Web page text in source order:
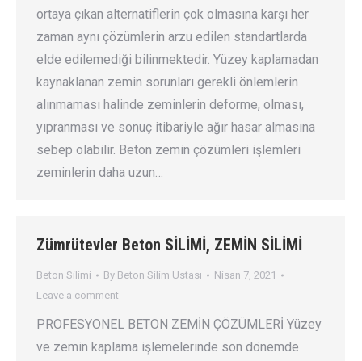
ortaya çıkan alternatiflerin çok olmasına karşı her
zaman aynı çözümlerin arzu edilen standartlarda
elde edilemediği bilinmektedir. Yüzey kaplamadan
kaynaklanan zemin sorunları gerekli önlemlerin
alınmaması halinde zeminlerin deforme, olması,
yıpranması ve sonuç itibariyle ağır hasar almasına
sebep olabilir. Beton zemin çözümleri işlemleri
zeminlerin daha uzun…
Zümrütevler Beton SİLİMİ, ZEMİN SİLİMİ
Beton Silimi By Beton Silim Ustası
Nisan 7, 2021
Leave a comment
PROFESYONEL BETON ZEMİN ÇÖZÜMLERİ Yüzey
ve zemin kaplama işlemelerinde son dönemde